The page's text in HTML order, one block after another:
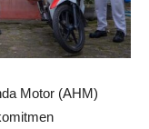
Motor (AHM)